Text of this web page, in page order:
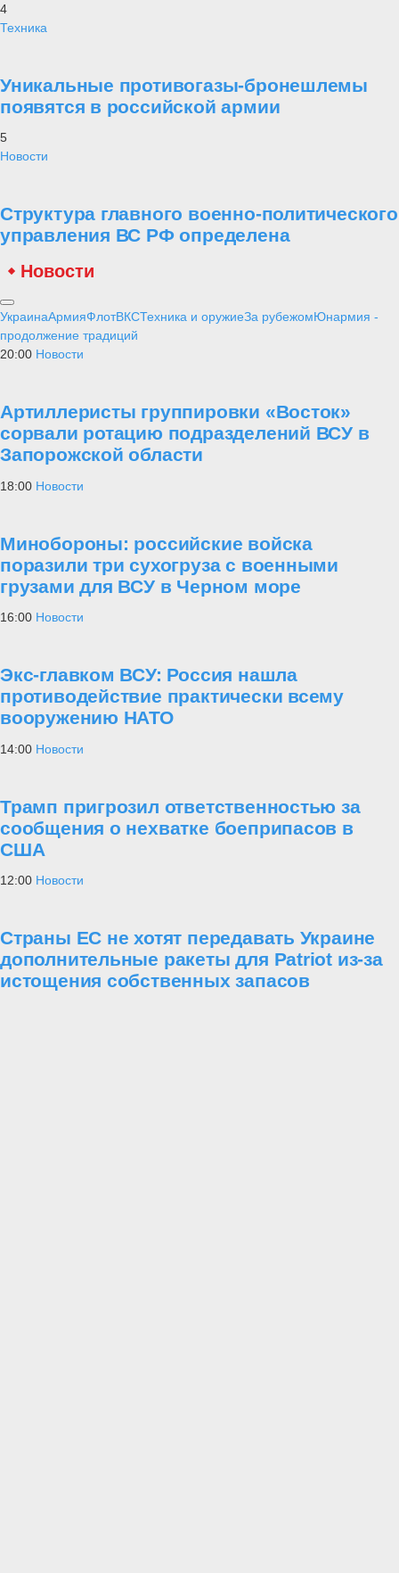
4
Техника
Уникальные противогазы-бронешлемы
появятся в российской армии
5
Новости
Структура главного военно-политического
управления ВС РФ определена
Новости
УкраинаАрмияФлотВКСТехника и оружиеЗа рубежомЮнармия -
продолжение традиций
20:00 Новости
Артиллеристы группировки «Восток»
сорвали ротацию подразделений ВСУ в
Запорожской области
18:00 Новости
Минобороны: российские войска
поразили три сухогруза с военными
грузами для ВСУ в Черном море
16:00 Новости
Экс-главком ВСУ: Россия нашла
противодействие практически всему
вооружению НАТО
14:00 Новости
Трамп пригрозил ответственностью за
сообщения о нехватке боеприпасов в
США
12:00 Новости
Страны ЕС не хотят передавать Украине
дополнительные ракеты для Patriot из-за
истощения собственных запасов